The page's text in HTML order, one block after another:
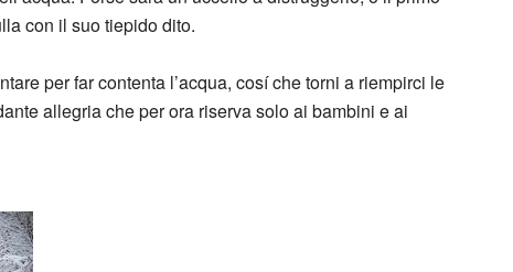
con il suo tiepido dito.
per far contenta l’acqua, cosí che torni a riempirci le
allegria che per ora riserva solo ai bambini e ai